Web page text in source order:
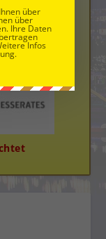
über
über
Ihre Daten
Infos